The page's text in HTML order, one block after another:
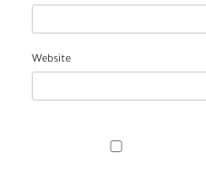
Website